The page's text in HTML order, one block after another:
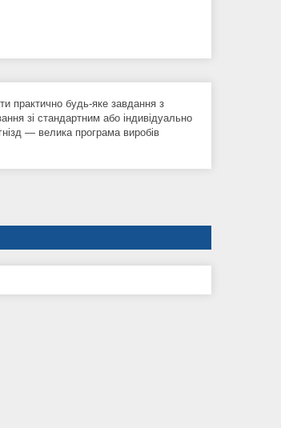
практично будь-яке завдання з
зі стандартним або індивідуально
— велика програма виробів